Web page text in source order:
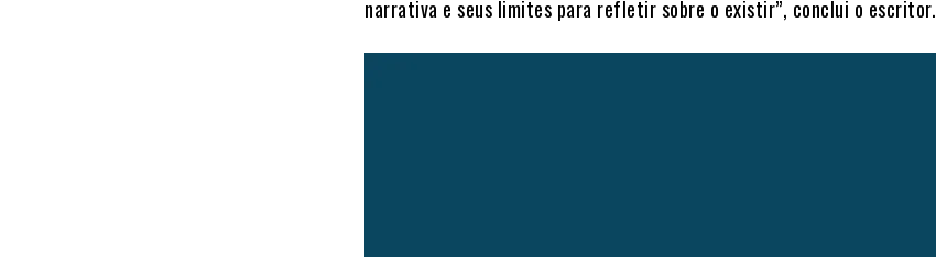
narrativa e seus limites para refletir sobre o existir”, conclui o escritor.